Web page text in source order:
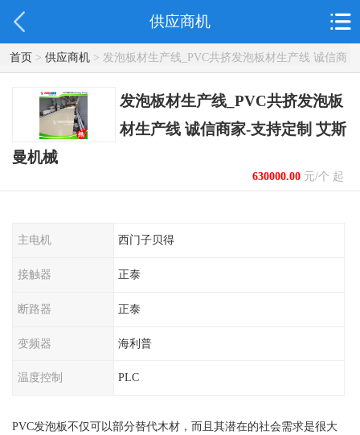
供应商机
首页> 供应商机> 发泡板材生产线_PVC共挤发泡板材生产线 诚信商
家-支持定制 艾斯曼机械
发泡板材生产线_PVC共挤发泡板
材生产线 诚信商家-支持定制 艾斯
曼机械
630000.00元/个 起
主电机 西门子贝得
接触器 正泰
断路器 正泰
变频器 海利普
温度控制 PLC
PVC发泡板不仅可以部分替代木材，而且其潜在的社会需求是很大